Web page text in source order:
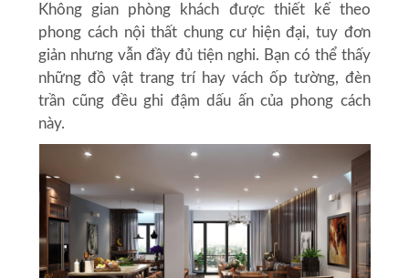
Không gian phòng khách được thiết kế theo
phong cách nội thất chung cư hiện đại, tuy đơn
giản nhưng vẫn đầy đủ tiện nghi. Bạn có thể thấy
những đồ vật trang trí hay vách ốp tường, đèn
trần cũng đều ghi đậm dấu ấn của phong cách
này.